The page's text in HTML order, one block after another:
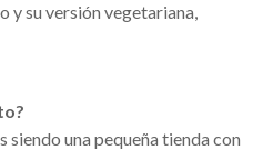
y su versión vegetariana,
una pequeña tienda con